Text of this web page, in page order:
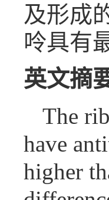
及形成
呤具有
英文摘
The
have
higher